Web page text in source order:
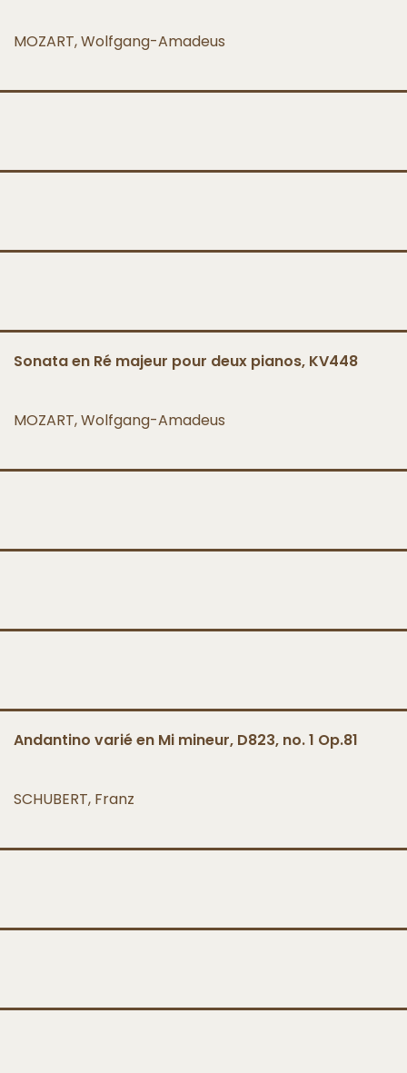
MOZART, Wolfgang-Amadeus
Sonata en Ré majeur pour deux pianos, KV448
MOZART, Wolfgang-Amadeus
Andantino varié en Mi mineur, D823, no. 1 Op.81
SCHUBERT, Franz